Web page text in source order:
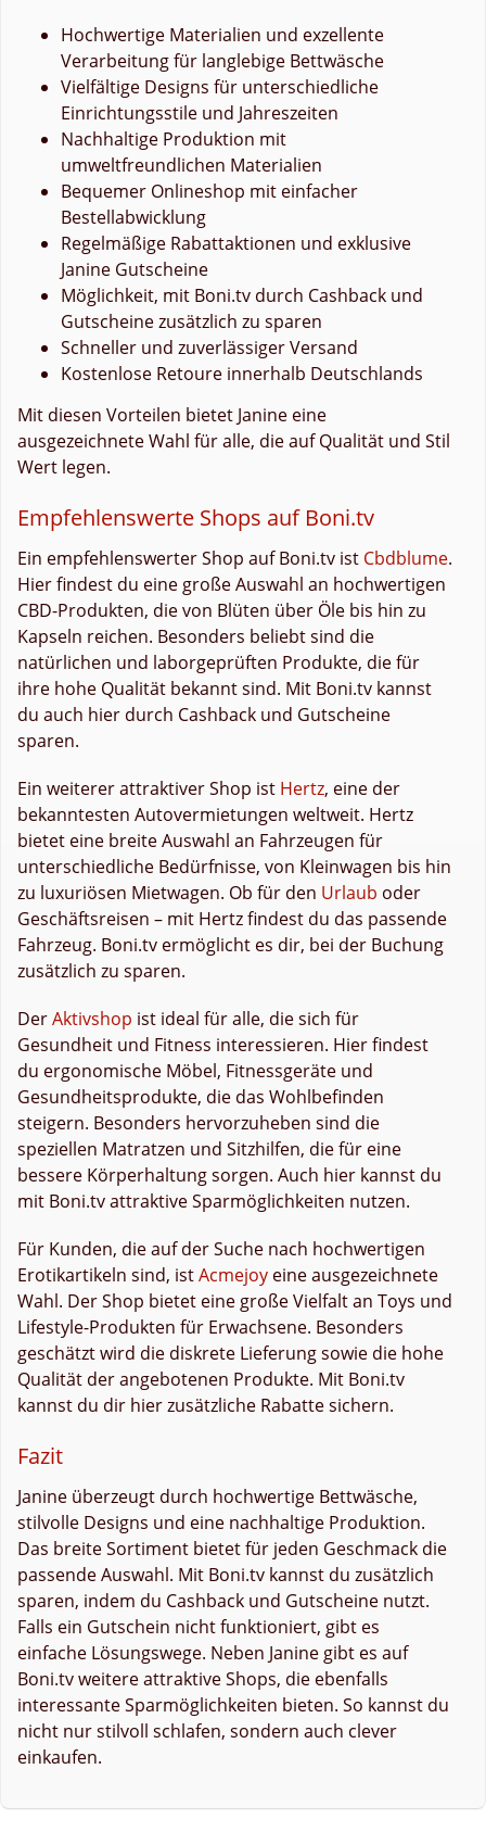
Hochwertige Materialien und exzellente
Verarbeitung für langlebige Bettwäsche
Vielfältige Designs für unterschiedliche
Einrichtungsstile und Jahreszeiten
Nachhaltige Produktion mit
umweltfreundlichen Materialien
Bequemer Onlineshop mit einfacher
Bestellabwicklung
Regelmäßige Rabattaktionen und exklusive
Janine Gutscheine
Möglichkeit, mit Boni.tv durch Cashback und
Gutscheine zusätzlich zu sparen
Schneller und zuverlässiger Versand
Kostenlose Retoure innerhalb Deutschlands
Mit diesen Vorteilen bietet Janine eine
ausgezeichnete Wahl für alle, die auf Qualität und Stil
Wert legen.
Empfehlenswerte Shops auf Boni.tv
Ein empfehlenswerter Shop auf Boni.tv ist Cbdblume.
Hier findest du eine große Auswahl an hochwertigen
CBD-Produkten, die von Blüten über Öle bis hin zu
Kapseln reichen. Besonders beliebt sind die
natürlichen und laborgeprüften Produkte, die für
ihre hohe Qualität bekannt sind. Mit Boni.tv kannst
du auch hier durch Cashback und Gutscheine
sparen.
Ein weiterer attraktiver Shop ist Hertz, eine der
bekanntesten Autovermietungen weltweit. Hertz
bietet eine breite Auswahl an Fahrzeugen für
unterschiedliche Bedürfnisse, von Kleinwagen bis hin
zu luxuriösen Mietwagen. Ob für den Urlaub oder
Geschäftsreisen – mit Hertz findest du das passende
Fahrzeug. Boni.tv ermöglicht es dir, bei der Buchung
zusätzlich zu sparen.
DerAktivshop ist ideal für alle, die sich für
Gesundheit und Fitness interessieren. Hier findest
du ergonomische Möbel, Fitnessgeräte und
Gesundheitsprodukte, die das Wohlbefinden
steigern. Besonders hervorzuheben sind die
speziellen Matratzen und Sitzhilfen, die für eine
bessere Körperhaltung sorgen. Auch hier kannst du
mit Boni.tv attraktive Sparmöglichkeiten nutzen.
Für Kunden, die auf der Suche nach hochwertigen
Erotikartikeln sind, istAcmejoy eine ausgezeichnete
Wahl. Der Shop bietet eine große Vielfalt an Toys und
Lifestyle-Produkten für Erwachsene. Besonders
geschätzt wird die diskrete Lieferung sowie die hohe
Qualität der angebotenen Produkte. Mit Boni.tv
kannst du dir hier zusätzliche Rabatte sichern.
Fazit
Janine überzeugt durch hochwertige Bettwäsche,
stilvolle Designs und eine nachhaltige Produktion.
Das breite Sortiment bietet für jeden Geschmack die
passende Auswahl. Mit Boni.tv kannst du zusätzlich
sparen, indem du Cashback und Gutscheine nutzt.
Falls ein Gutschein nicht funktioniert, gibt es
einfache Lösungswege. Neben Janine gibt es auf
Boni.tv weitere attraktive Shops, die ebenfalls
interessante Sparmöglichkeiten bieten. So kannst du
nicht nur stilvoll schlafen, sondern auch clever
einkaufen.